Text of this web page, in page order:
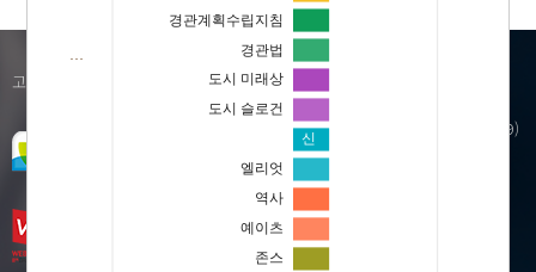
…
경관계획수립지침
경관법
도시 미래상
도시 슬로건
신
엘리엇
역사
예이츠
존스
고객센터(평일:09:00~18:00) 1599-3122
우)41061 대구광역시 동구 동내로 64 (동내동 1119)
Copyright© KERIS. ALL RIGHTS RESERVED